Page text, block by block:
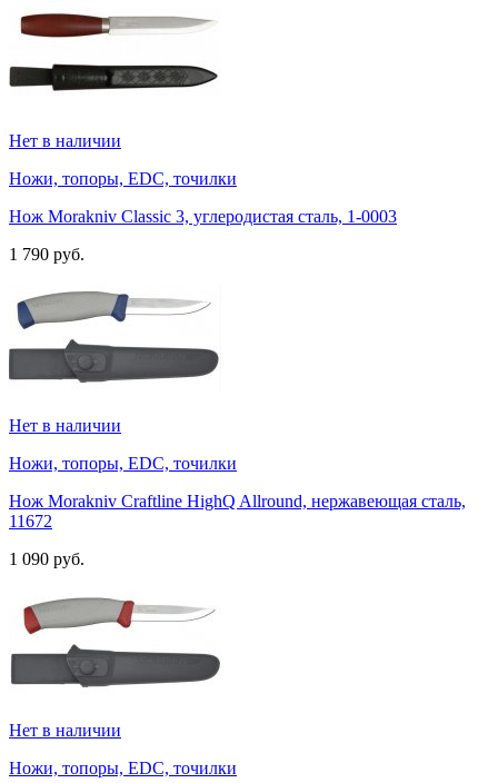
Нет в наличии
Ножи, топоры, EDC, точилки
Нож Morakniv Classic 3, углеродистая сталь, 1-0003
1 790 руб.
Нет в наличии
Ножи, топоры, EDC, точилки
Нож Morakniv Craftline HighQ Allround, нержавеющая сталь,
11672
1 090 руб.
Нет в наличии
Ножи, топоры, EDC, точилки